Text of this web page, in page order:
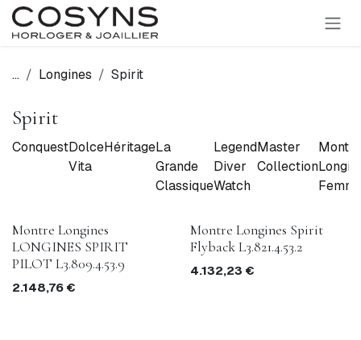
SE RENDRE AU CONTENU
... Longines Spirit
Spirit
ConquestDolce
Vita
HéritageLa
Grande
Classique
Legend
Diver
Watch
Master
Collection
Montre Longines
LONGINES SPIRIT
PILOT L3.809.4.53.9
2.148,76 €
Montre Longines Spirit
Flyback L3.821.4.53.2
4.132,23 €